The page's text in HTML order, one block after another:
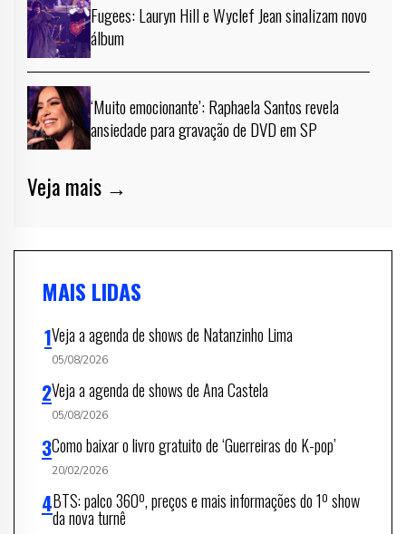
Fugees: Lauryn Hill e Wyclef Jean sinalizam novo
álbum
‘Muito emocionante’: Raphaela Santos revela
ansiedade para gravação de DVD em SP
Veja mais →
MAIS LIDAS
Veja a agenda de shows de Natanzinho Lima
05/08/2026
Veja a agenda de shows de Ana Castela
05/08/2026
Como baixar o livro gratuito de ‘Guerreiras do K-pop’
20/02/2026
BTS: palco 360º, preços e mais informações do 1º show
da nova turnê